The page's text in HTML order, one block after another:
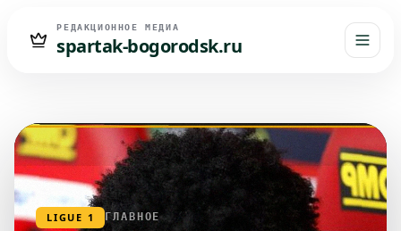
РЕДАКЦИОННОЕ МЕДИА
spartak-bogorodsk.ru
LIGUE 1 ГЛАВНОЕ